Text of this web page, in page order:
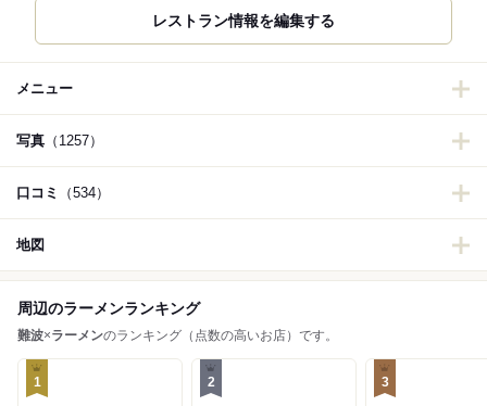
レストラン情報を編集する
メニュー
写真 （1257）
口コミ （534）
地図
周辺のラーメンランキング
難波×ラーメンのランキング（点数の高いお店）です。
1 2 3